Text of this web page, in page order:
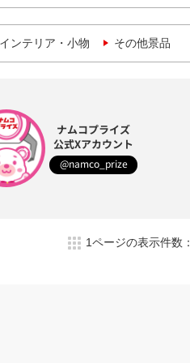
ンテリア・小物 その他景品
ナムコプライズ
公式Xアカウント
@namco_prize
1ページの表示件数：